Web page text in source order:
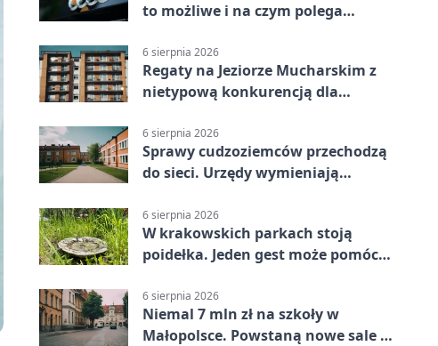
to możliwe i na czym polega
6 sierpnia 2026
Regaty na Jeziorze Mucharskim z
nietypową konkurencją dla
6 sierpnia 2026
Sprawy cudzoziemców przechodzą
do sieci. Urzędy wymieniają
6 sierpnia 2026
W krakowskich parkach stoją
poidełka. Jeden gest może pomóc
6 sierpnia 2026
Niemal 7 mln zł na szkoły w
Małopolsce. Powstaną nowe sale i